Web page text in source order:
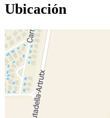
Ubicación